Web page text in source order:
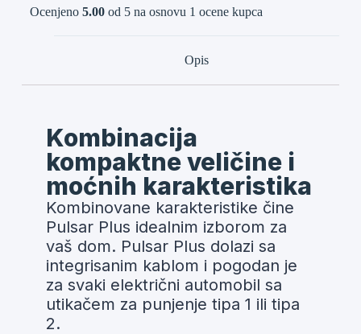
Ocenjeno 5.00od 5 na osnovu 1 ocene kupca
Opis
Kombinacija
kompaktne veličine i
moćnih karakteristika
Kombinovane karakteristike čine
Pulsar Plus idealnim izborom za
vaš dom. Pulsar Plus dolazi sa
integrisanim kablom i pogodan je
za svaki električni automobil sa
utikačem za punjenje tipa 1 ili tipa
2.